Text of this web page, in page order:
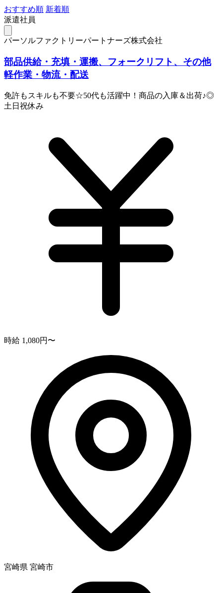
おすすめ順 新着順
派遣社員
パーソルファクトリーパートナーズ株式会社
部品供給・充填・運搬、フォークリフト、その他
軽作業・物流・配送
免許もスキルも不要☆50代も活躍中！商品の入庫＆出荷♪◎
土日祝休み
時給 1,080円〜
宮崎県 宮崎市